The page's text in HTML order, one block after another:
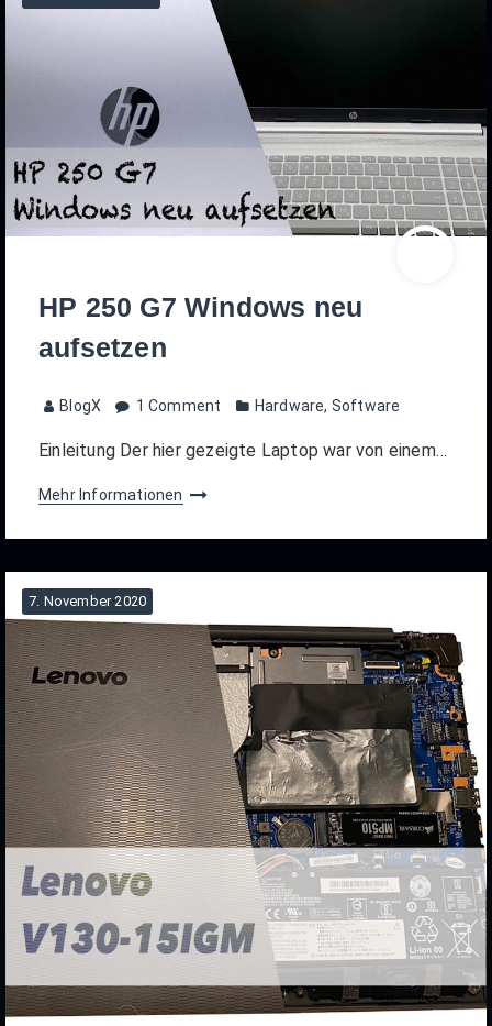
HP 250 G7 Windows neu
aufsetzen
BlogX 1 Comment Hardware, Software
Einleitung Der hier gezeigte Laptop war von einem…
Mehr Informationen
7. November 2020